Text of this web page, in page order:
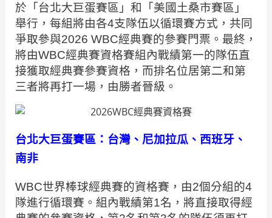
於「台北大巨蛋賽區」和「美國土桑市賽區」
舉行，每組將由各4支隊伍以循環賽方式，共同
爭取參與2026 WBC經典賽的參賽門票。最終，
將由WBC經典賽資格賽組內戰績第一的隊伍直
接獲取經典賽參賽資格，而排名位居第二和第
三者將再打一場，由勝者晉級。
台北大巨蛋賽區：台灣、尼加拉瓜、西班牙、
南非
WBC世界棒球經典賽的資格賽，由2個分組的4
隊進行循環賽。組內戰績第1名，將直接取得經